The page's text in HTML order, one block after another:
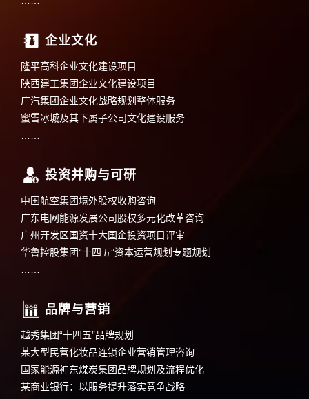
企业文化
隆平高科企业文化建设项目
陕西建工集团企业文化建设项目
广汽集团企业文化战略规划整体服务
蜜雪冰城及其下属子公司文化建设服务
投资并购与可研
中国航空集团境外股权收购咨询
广东电网能源发展公司股权多元化改革咨询
广州开发区国资十大国企投资项目评审
华鲁控股集团“十四五”资本运营规划专题规划
品牌与营销
越秀集团“十四五”品牌规划
某大型民营化妆品连锁企业营销管理咨询
国家能源神东煤炭集团品牌规划及流程优化
某商业银行：以服务提升落实竞争战略